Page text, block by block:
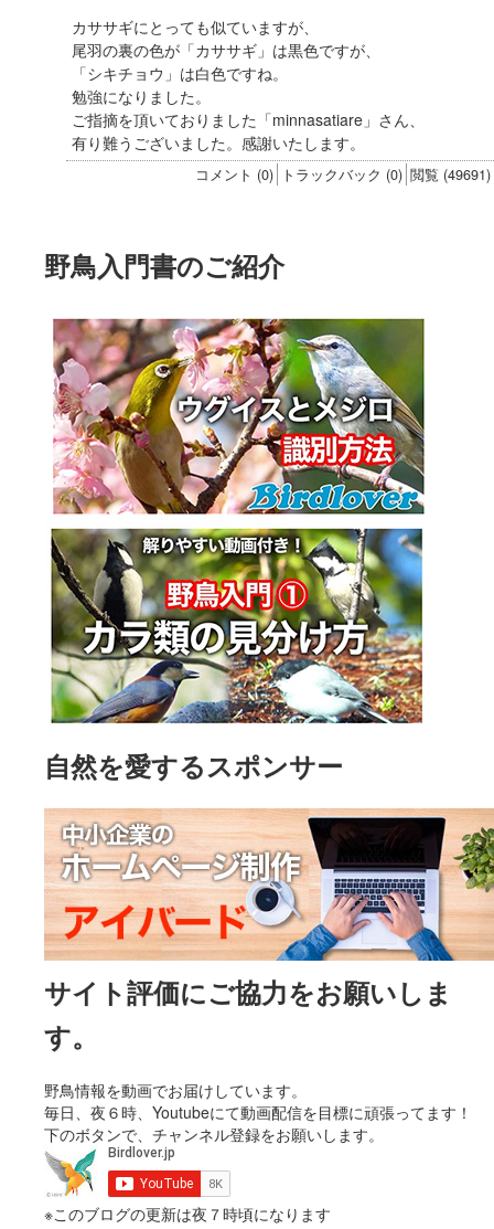
カササギにとっても似ていますが、
尾羽の裏の色が「カササギ」は黒色ですが、
「シキチョウ」は白色ですね。
勉強になりました。
ご指摘を頂いておりました「minnasatiare」さん、
有り難うございました。感謝いたします。
コメント (0) トラックバック (0) 閲覧 (49691)
野鳥入門書のご紹介
自然を愛するスポンサー
サイト評価にご協力をお願いしま
す。
野鳥情報を動画でお届けしています。
毎日、夜６時、Youtubeにて動画配信を目標に頑張ってます！
下のボタンで、チャンネル登録をお願いします。
※このブログの更新は夜７時頃になります